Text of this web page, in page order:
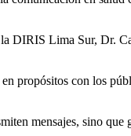
DIRIS Lima Sur, Dr.
propósitos con los
mensajes, sino